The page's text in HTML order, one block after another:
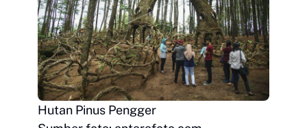
Hutan Pinus Pengger